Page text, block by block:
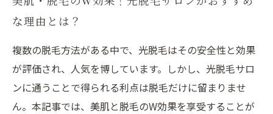
な理由とは？
複数の脱毛方法がある中で、光脱毛はその安全性と効果
が評価され、人気を博しています。しかし、光脱毛サロ
ンに通うことで得られる利点は脱毛だけに留まりませ
ん。本記事では、美肌と脱毛のW効果を享受することが